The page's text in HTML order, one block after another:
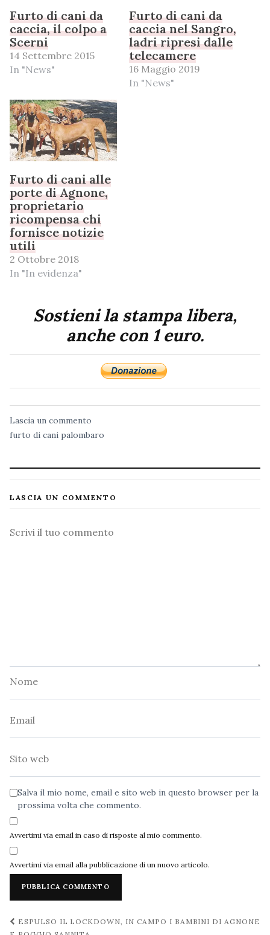
Furto di cani da
caccia, il colpo a
Scerni
14 Settembre 2015
In "News"
Furto di cani da
caccia nel Sangro,
ladri ripresi dalle
telecamere
16 Maggio 2019
In "News"
Furto di cani alle
porte di Agnone,
proprietario
ricompensa chi
fornisce notizie
utili
2 Ottobre 2018
In "In evidenza"
Sostieni la stampa libera,
anche con 1 euro.
Lascia un commento
furto di cani palombaro
LASCIA UN COMMENTO
Commento
Salva il mio nome, email e sito web in questo browser per la
prossima volta che commento.
Avvertimi via email in caso di risposte al mio commento.
Avvertimi via email alla pubblicazione di un nuovo articolo.
Navigazione
ESPULSO IL LOCKDOWN, IN CAMPO I BAMBINI DI AGNONE